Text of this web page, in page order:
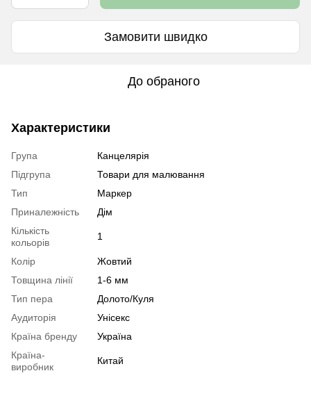
Замовити швидко
До обраного
Характеристики
Група
Канцелярія
Підгрупа
Товари для малювання
Тип
Маркер
Приналежність
Дім
Кількість
кольорів
1
Колір
Жовтий
Товщина лінії
1-6 мм
Тип пера
Долото/Куля
Аудиторія
Унісекс
Країна бренду
Україна
Країна-
виробник
Китай